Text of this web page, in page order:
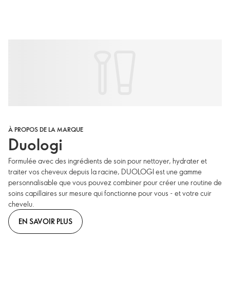
À PROPOS DE LA MARQUE
Duologi
Formulée avec des ingrédients de soin pour nettoyer, hydrater et
traiter vos cheveux depuis la racine, DUOLOGI est une gamme
personnalisable que vous pouvez combiner pour créer une routine de
soins capillaires sur mesure qui fonctionne pour vous - et votre cuir
chevelu.
EN SAVOIR PLUS